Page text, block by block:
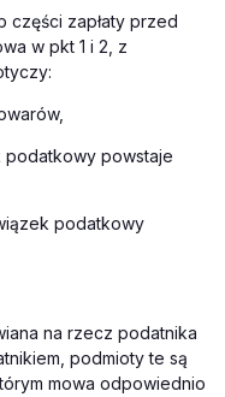
części zapłaty przed
w pkt 1 i 2, z
powstaje
podatkowy
na rzecz podatnika
podmioty te są
mowa odpowiednio